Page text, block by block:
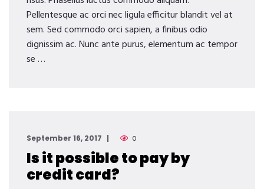
Pellentesque ac orci nec ligula efficitur blandit vel at
sem. Sed commodo orci sapien, a finibus odio
dignissim ac. Nunc ante purus, elementum ac tempor
se …
September 16, 2017 0
Is it possible to pay by
credit card?